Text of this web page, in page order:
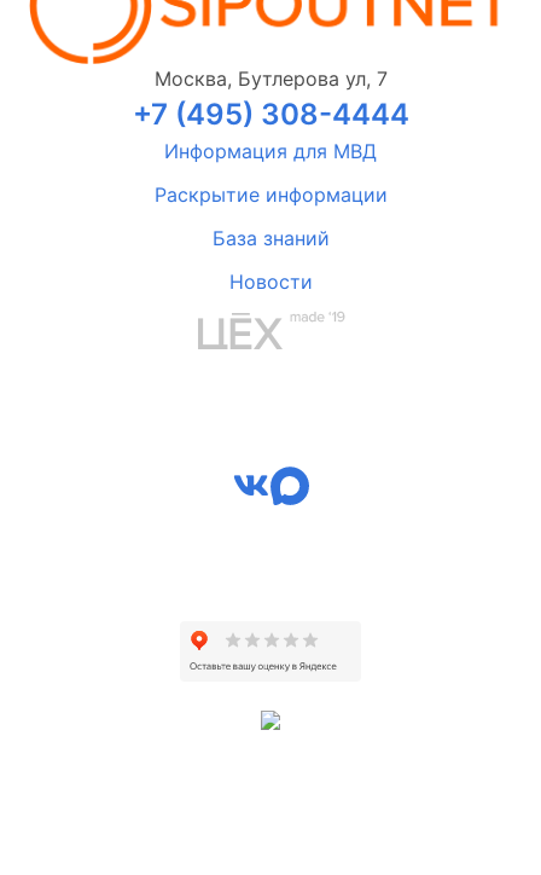
Москва, Бутлерова ул, 7
+7 (495) 308-4444
Информация для МВД
Раскрытие информации
База знаний
Новости